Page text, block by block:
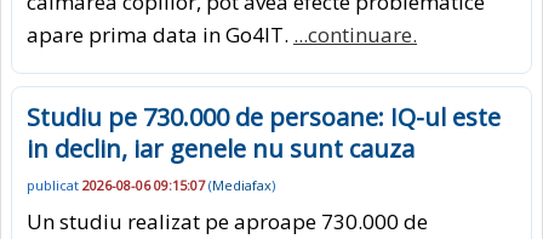
apare prima data in Go4IT. ...continuare.
Studiu pe 730.000 de persoane: IQ-ul este
in declin, iar genele nu sunt cauza
publicat 2026-08-06 09:15:07(Mediafax)
Un studiu realizat pe aproape 730.000 de